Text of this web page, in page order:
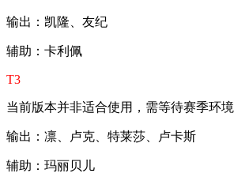
输出：凯隆、友纪
辅助：卡利佩
T3
当前版本并非适合使用，需等待赛季环境
输出：凛、卢克、特莱莎、卢卡斯
辅助：玛丽贝儿